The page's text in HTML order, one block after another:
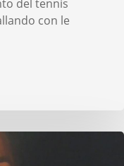
del tennis
con le